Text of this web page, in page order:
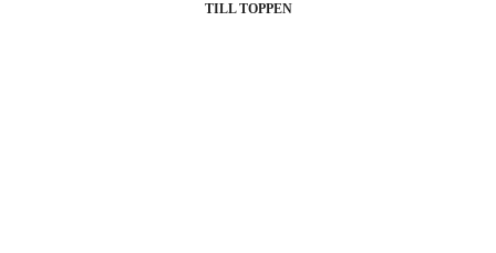
TILL TOPPEN